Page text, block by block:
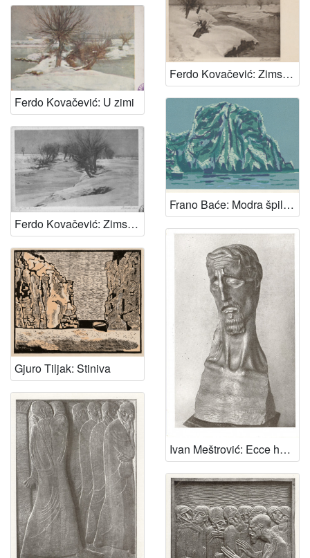
Ferdo Kovačević: U zimi
Ferdo Kovačević: Zimska idila
Ferdo Kovačević: Zimski čari (Zima)
Frano Baće: Modra špilja, Biševo
Gjuro Tiljak: Stiniva
Ivan Meštrović: Ecce homo!